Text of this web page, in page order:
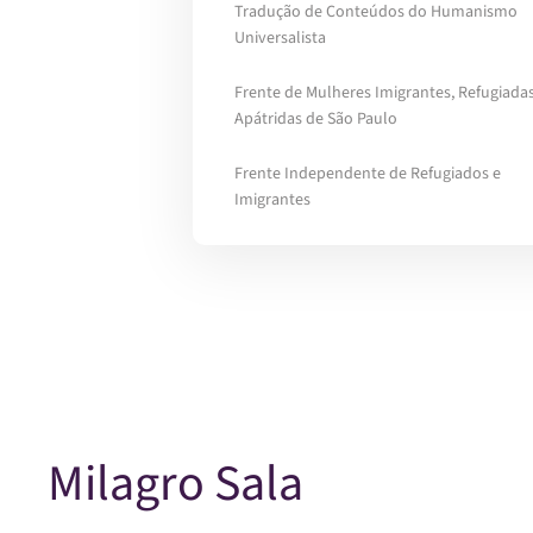
Tradução de Conteúdos do Humanismo
Universalista
Frente de Mulheres Imigrantes,
Apátridas de São Paulo
Frente Independente de Refugiados e
Imigrantes
Milagro Sala